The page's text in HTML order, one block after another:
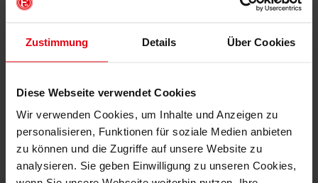
Zustimmung Details Über Cookies
Diese Webseite verwendet Cookies
Wir verwenden Cookies, um Inhalte und Anzeigen zu
personalisieren, Funktionen für soziale Medien anbieten
zu können und die Zugriffe auf unsere Website zu
analysieren. Sie geben Einwilligung zu unseren Cookies,
IN DEN WARENKORB